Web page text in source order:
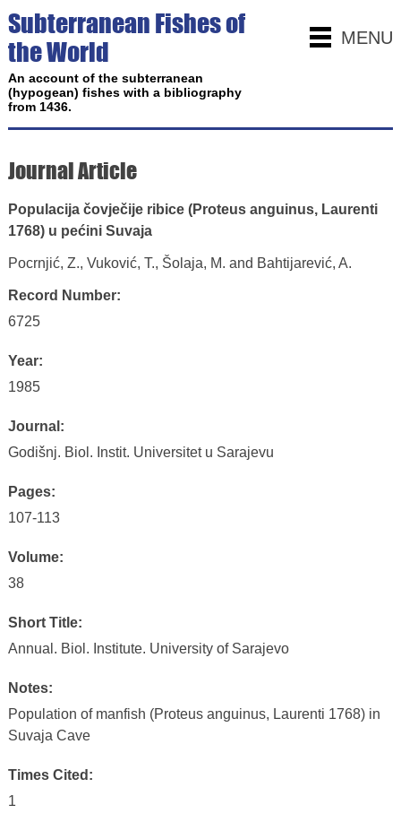
MENU
Subterranean Fishes of
the World
An account of the subterranean
(hypogean) fishes with a bibliography
from 1436.
Journal Article
Populacija čovječije ribice (Proteus anguinus, Laurenti
1768) u pećini Suvaja
Pocrnjić, Z., Vuković, T., Šolaja, M. and Bahtijarević, A.
Record Number:
6725
Year:
1985
Journal:
Godišnj. Biol. Instit. Universitet u Sarajevu
Pages:
107-113
Volume:
38
Short Title:
Annual. Biol. Institute. University of Sarajevo
Notes:
Population of manfish (Proteus anguinus, Laurenti 1768) in
Suvaja Cave
Times Cited:
1